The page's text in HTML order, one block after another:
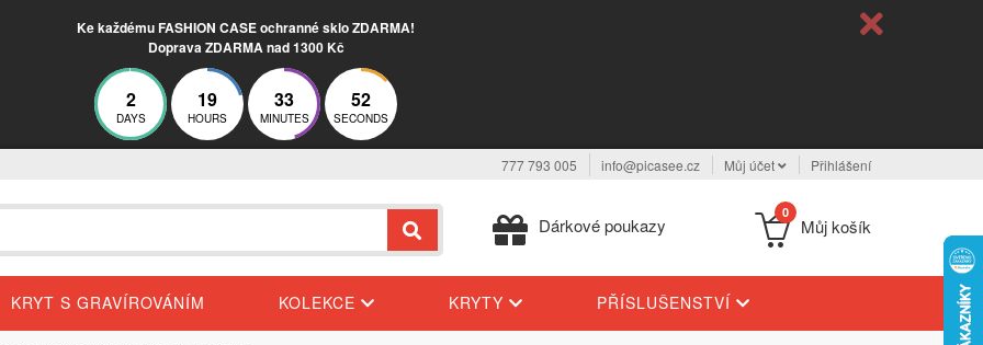
Ke každému FASHION CASE ochranné sklo ZDARMA!
Doprava ZDARMA nad 1300 Kč
2
DAYS
19
HOURS
33
MINUTES
51
SECONDS
777 793 005 info@picasee.cz Můj účet Přihlášení
Dárkové poukazy
0
Můj košík
KRYT S GRAVÍROVÁNÍM KOLEKCE KRYTY PŘÍSLUŠENSTVÍ